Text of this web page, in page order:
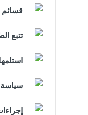
قسائم
تتبع
سياسة